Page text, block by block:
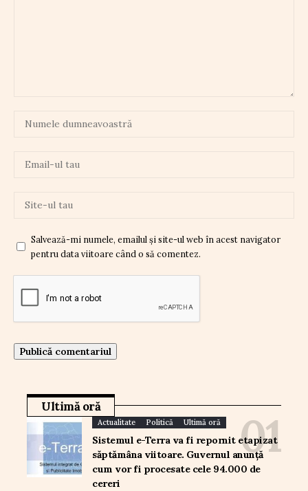
Salvează-mi numele, emailul și site-ul web în acest navigator
pentru data viitoare când o să comentez.
Ultimă oră
Actualitate Politică Ultimă oră
Sistemul e-Terra va fi repornit etapizat
săptămâna viitoare. Guvernul anunță
cum vor fi procesate cele 94.000 de
cereri